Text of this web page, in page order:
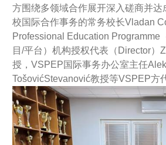
方围绕多领域合作展开深入磋商并达
校国际合作事务的常务校长Vladan
Professional Education Programme
目/平台）机构授权代表（Director）
授，VSPEP国际事务办公室主任
TošovićStevanović教授等VSPEP方